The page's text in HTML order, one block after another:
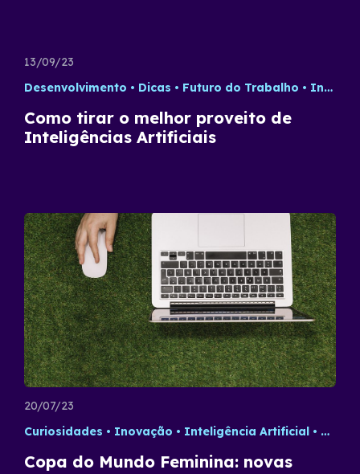
13/09/23
Desenvolvimento
Dicas Futuro do Trabalho Inteligência Artificial
Como tirar o melhor proveito de
Inteligências Artificiais
20/07/23
Curiosidades
Inovação Inteligência Artificial
Copa do Mundo Feminina: novas